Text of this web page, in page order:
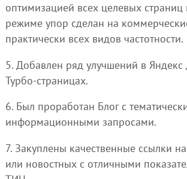
оптимизацией всех целевых
режиме упор сделан на
практически всех видов частотности.
5. Добавлен ряд улучшений в Яндекс
Турбо-страницах.
6. Был проработан Блог с
информационными запросами.
7. Закуплены качественные ссылки
или новостных с отличными